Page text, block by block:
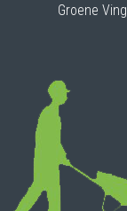
Groene